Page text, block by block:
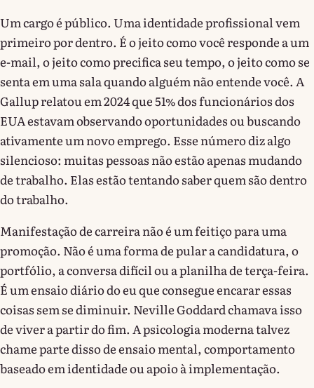
Um cargo é público. Uma identidade profissional vem
primeiro por dentro. É o jeito como você responde a um
e-mail, o jeito como precifica seu tempo, o jeito como se
senta em uma sala quando alguém não entende você. A
Gallup relatou em 2024 que 51% dos funcionários dos
EUA estavam observando oportunidades ou buscando
ativamente um novo emprego. Esse número diz algo
silencioso: muitas pessoas não estão apenas mudando
de trabalho. Elas estão tentando saber quem são dentro
do trabalho.
Manifestação de carreira não é um feitiço para uma
promoção. Não é uma forma de pular a candidatura, o
portfólio, a conversa difícil ou a planilha de terça-feira.
É um ensaio diário do eu que consegue encarar essas
coisas sem se diminuir. Neville Goddard chamava isso
de viver a partir do fim. A psicologia moderna talvez
chame parte disso de ensaio mental, comportamento
baseado em identidade ou apoio à implementação.